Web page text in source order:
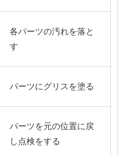
各パーツの汚れを落と
す
パーツにグリスを塗る
パーツを元の位置に戻
し点検をする